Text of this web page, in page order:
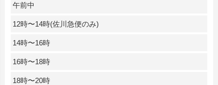
午前中
12時〜14時(佐川急便のみ)
14時〜16時
16時〜18時
18時〜20時